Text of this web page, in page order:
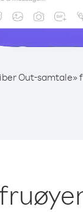
Out-samtale»